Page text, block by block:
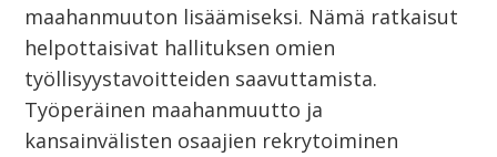
maahanmuuton lisäämiseksi. Nämä ratkaisut
helpottaisivat hallituksen omien
työllisyystavoitteiden saavuttamista.
Työperäinen maahanmuutto ja
kansainvälisten osaajien rekrytoiminen